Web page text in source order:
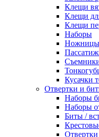
Клещи
Клещи
Клещи
Наборы
Ножницы
Кусачки
Отвертки и
Наборы
Наборы
Биты /